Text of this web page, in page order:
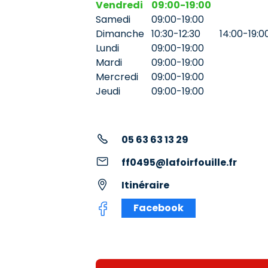
Vendredi
09:00-19:00
Samedi
09:00-19:00
Dimanche 10:30-12:30
14:00-
Lundi
09:00-19:00
Mardi
09:00-19:00
Mercredi
09:00-19:00
Jeudi
09:00-19:00
05 63 63 13 29
ff0495@lafoirfouille.fr
Itinéraire
Facebook